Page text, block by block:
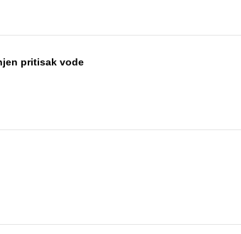
pritisak vode